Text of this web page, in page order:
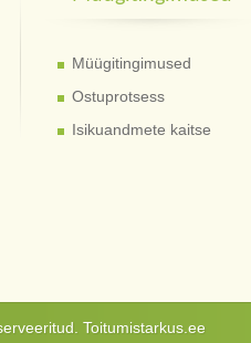
Müügitingimused
Ostuprotsess
Isikuandmete kaitse
Toitumistarkus.ee